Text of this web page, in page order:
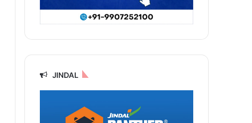
JINDAL